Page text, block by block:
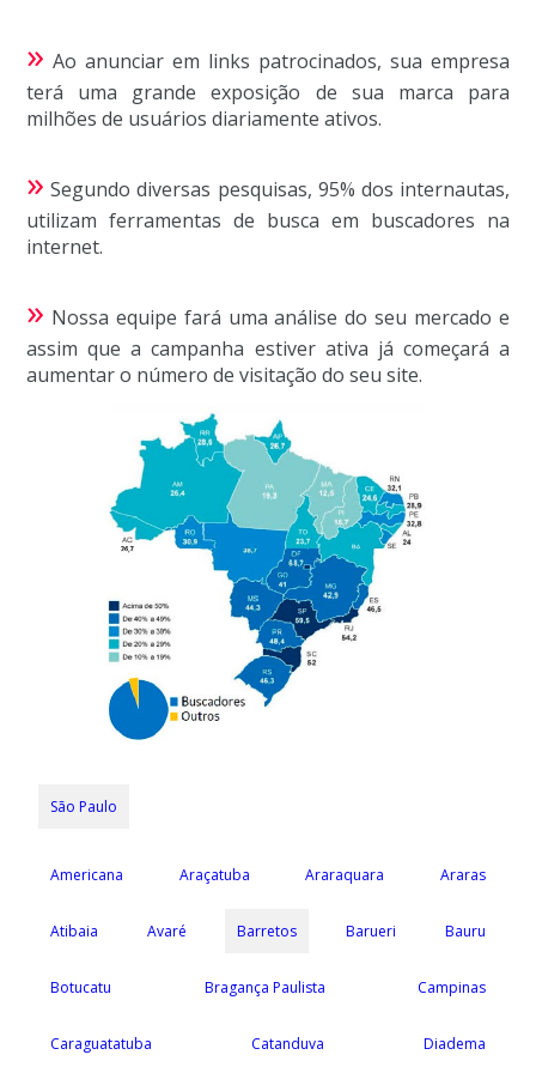
» Ao anunciar em links patrocinados, sua empresa
terá uma grande exposição de sua marca para
milhões de usuários diariamente ativos.
» Segundo diversas pesquisas, 95% dos internautas,
utilizam ferramentas de busca em buscadores na
internet.
» Nossa equipe fará uma análise do seu mercado e
assim que a campanha estiver ativa já começará a
aumentar o número de visitação do seu site.
São Paulo
Americana Araçatuba Araraquara Araras
Atibaia Avaré Barretos Barueri Bauru
Botucatu Bragança Paulista Campinas
Caraguatatuba Catanduva Diadema